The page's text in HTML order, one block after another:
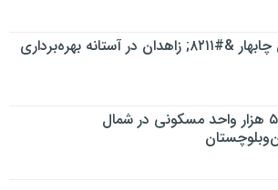
زاهدان در آستانه بهره‌برداری
افتتاح ۵ هزار واحد مسکونی در شمال